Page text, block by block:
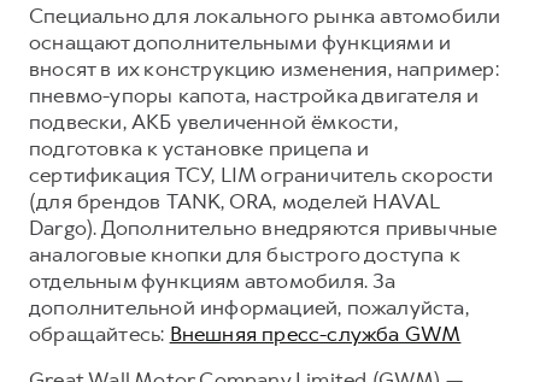
Специально для локального рынка автомобили
оснащают дополнительными функциями и
вносят в их конструкцию изменения, например:
пневмо-упоры капота, настройка двигателя и
подвески, АКБ увеличенной ёмкости,
подготовка к установке прицепа и
сертификация ТСУ, LIM ограничитель скорости
(для брендов TANK, ORA, моделей HAVAL
Dargo). Дополнительно внедряются привычные
аналоговые кнопки для быстрого доступа к
отдельным функциям автомобиля. За
дополнительной информацией, пожалуйста,
обращайтесь: Внешняя пресс-служба GWM